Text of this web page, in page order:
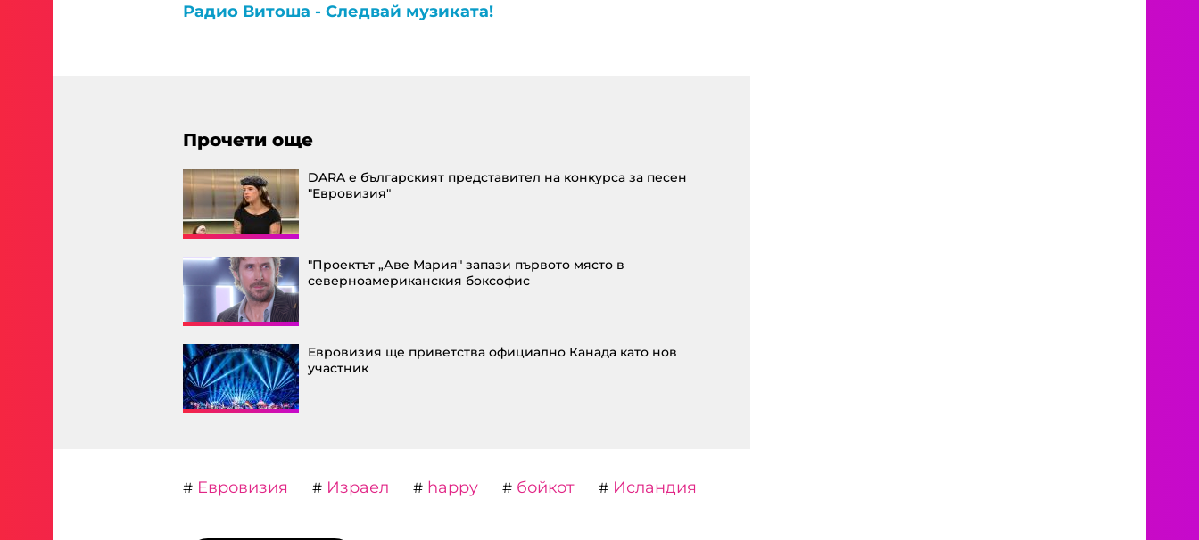
Радио Витоша - Следвай музиката!
Прочети още
DARA е българският представител на конкурса за песен
"Евровизия"
"Проектът „Аве Мария" запази първото място в
северноамериканския боксофис
Евровизия ще приветства официално Канада като нов
участник
# Евровизия # Израел # happy # бойкот # Исландия